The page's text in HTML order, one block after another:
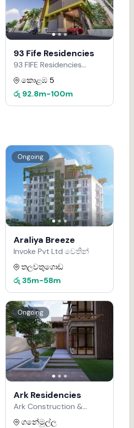
93 Fife Residencies
93 FIFE Residencies
Developers වෙතින්
කොළඹ 5
රු 92.8m-100m
Ongoing
Araliya Breeze
Invoke Pvt Ltd වෙතින්
තලවතුගොඩ
රු 35m-58m
Ongoing
Ark Residencies
Ark Construction &
Developers වෙතින්
ගනේමුල්ල